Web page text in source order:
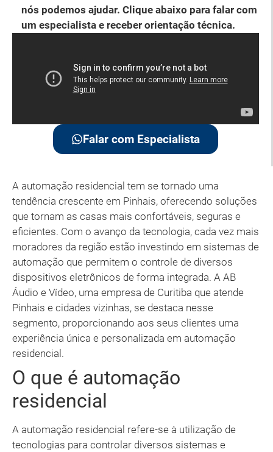
nós podemos ajudar. Clique abaixo para falar com
um especialista e receber orientação técnica.
Falar com Especialista
A automação residencial tem se tornado uma
tendência crescente em Pinhais, oferecendo soluções
que tornam as casas mais confortáveis, seguras e
eficientes. Com o avanço da tecnologia, cada vez mais
moradores da região estão investindo em sistemas de
automação que permitem o controle de diversos
dispositivos eletrônicos de forma integrada. A AB
Áudio e Vídeo, uma empresa de Curitiba que atende
Pinhais e cidades vizinhas, se destaca nesse
segmento, proporcionando aos seus clientes uma
experiência única e personalizada em automação
residencial.
O que é automação
residencial
A automação residencial refere-se à utilização de
tecnologias para controlar diversos sistemas e